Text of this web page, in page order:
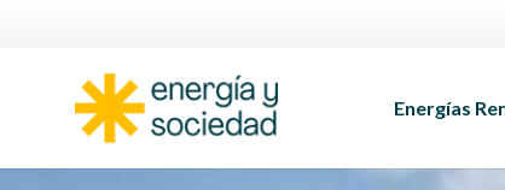
Energías